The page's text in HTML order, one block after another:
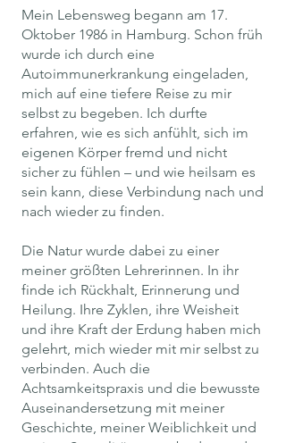
Mein Lebensweg begann am 17.
Oktober 1986 in Hamburg. Schon früh
wurde ich durch eine
Autoimmunerkrankung eingeladen,
mich auf eine tiefere Reise zu mir
selbst zu begeben. Ich durfte
erfahren, wie es sich anfühlt, sich im
eigenen Körper fremd und nicht
sicher zu fühlen – und wie heilsam es
sein kann, diese Verbindung nach und
nach wieder zu finden.
Die Natur wurde dabei zu einer
meiner größten Lehrerinnen. In ihr
finde ich Rückhalt, Erinnerung und
Heilung. Ihre Zyklen, ihre Weisheit
und ihre Kraft der Erdung haben mich
gelehrt, mich wieder mit mir selbst zu
verbinden. Auch die
Achtsamkeitspraxis und die bewusste
Auseinandersetzung mit meiner
Geschichte, meiner Weiblichkeit und